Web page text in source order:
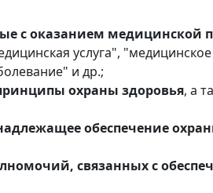
с оказанием
услуга",
и др.;
охраны здоровья, а
обеспечение
связанных с